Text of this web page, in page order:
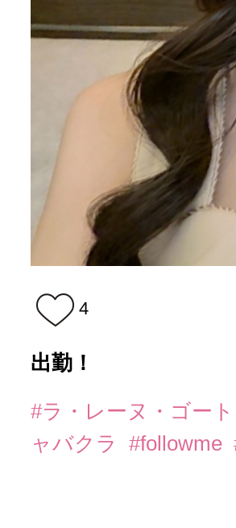
4
出勤！
#ラ・レーヌ・ゴート
ャバクラ
#followme